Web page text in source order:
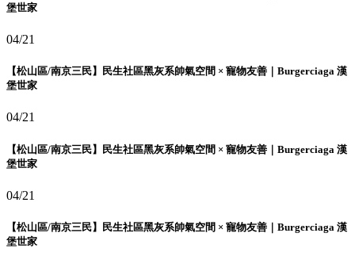
堡世家
04/21
【松山區/南京三民】民生社區黑灰系帥氣空間 × 寵物友善｜Burgerciaga 漢
堡世家
04/21
【松山區/南京三民】民生社區黑灰系帥氣空間 × 寵物友善｜Burgerciaga 漢
堡世家
04/21
【松山區/南京三民】民生社區黑灰系帥氣空間 × 寵物友善｜Burgerciaga 漢
堡世家